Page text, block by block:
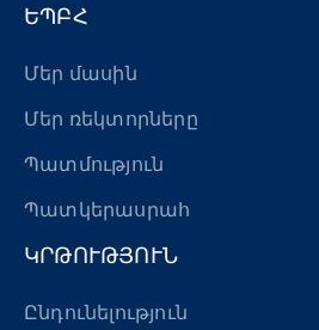
ԵՊԲՀ
Մեր մասին
Մեր ռեկտորները
Պատմություն
Պատկերասրահ
ԿՐԹՈՒԹՅՈՒՆ
Ընդունելություն